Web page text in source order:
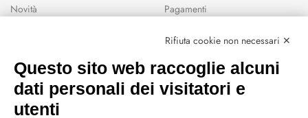
Novità
Wishlist
Pagamenti
CEP GREEN
Rifiuta cookie non necessari ✕
Questo sito web raccoglie alcuni
dati personali dei visitatori e
utenti